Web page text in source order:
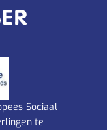
Sociaal
te